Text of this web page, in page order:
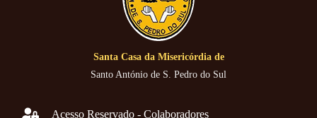
Santa Casa da Misericórdia de
Santo António de S. Pedro do Sul
Acesso Reservado - Colaboradores